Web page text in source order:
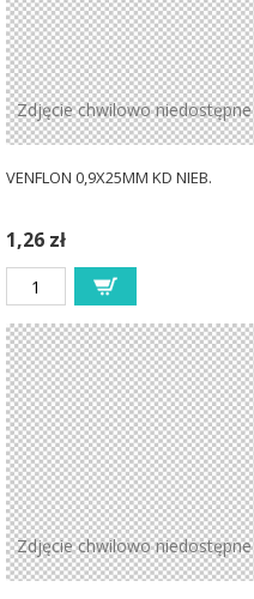
Zdjęcie chwilowo niedostępne
VENFLON 0,9X25MM KD NIEB.
1,26 zł
Zdjęcie chwilowo niedostępne